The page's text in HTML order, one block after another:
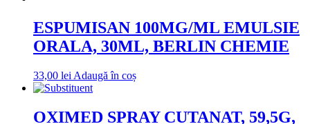
ESPUMISAN 100MG/ML EMULSIE
ORALA, 30ML, BERLIN CHEMIE
33,00 lei Adaugă în coș
OXIMED SPRAY CUTANAT, 59,5G,